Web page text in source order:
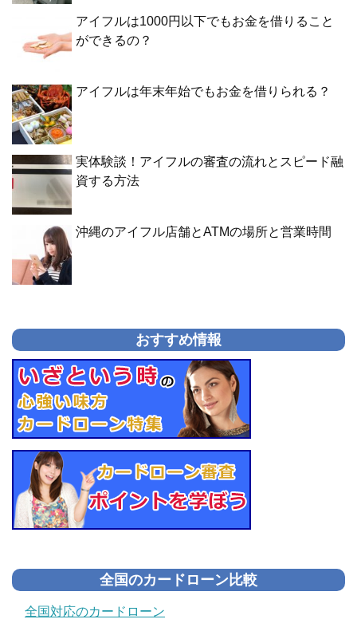
アイフルは1000円以下でもお金を借りること
ができるの？
アイフルは年末年始でもお金を借りられる？
実体験談！アイフルの審査の流れとスピード融
資する方法
沖縄のアイフル店舗とATMの場所と営業時間
おすすめ情報
全国のカードローン比較
全国対応のカードローン